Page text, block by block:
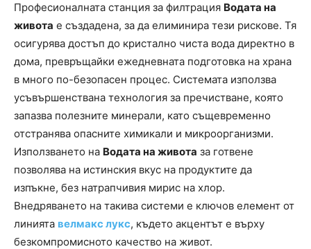
Професионалната станция за филтрация Водата на
живота е създадена, за да елиминира тези рискове. Тя
осигурява достъп до кристално чиста вода директно в
дома, превръщайки ежедневната подготовка на храна
в много по-безопасен процес. Системата използва
усъвършенствана технология за пречистване, която
запазва полезните минерали, като същевременно
отстранява опасните химикали и микроорганизми.
Използването на Водата на живота за готвене
позволява на истинския вкус на продуктите да
изпъкне, без натрапчивия мирис на хлор.
Внедряването на такива системи е ключов елемент от
линията велмакс лукс, където акцентът е върху
безкомпромисното качество на живот.